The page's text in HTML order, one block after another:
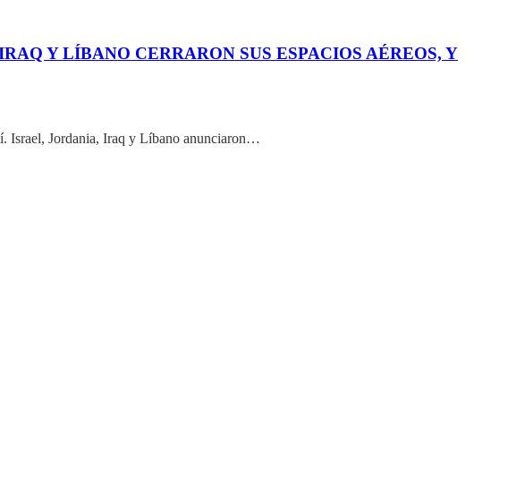
Y LÍBANO CERRARON SUS ESPACIOS AÉREOS, Y
Israel, Jordania, Iraq y Líbano anunciaron…